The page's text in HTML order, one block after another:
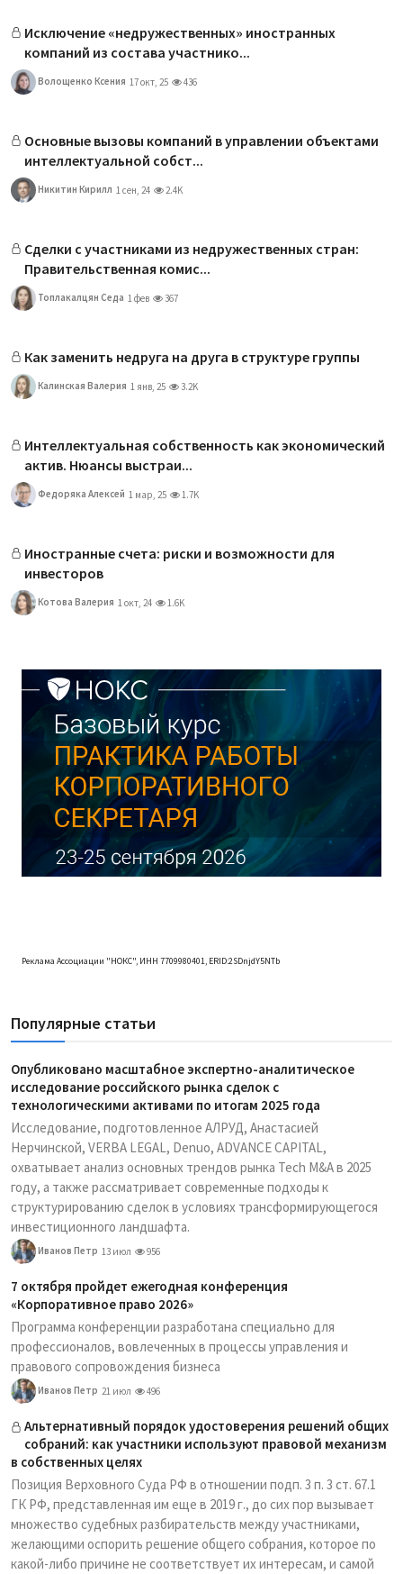
Исключение «недружественных» иностранных
компаний из состава участнико...
Волощенко Ксения 17 окт, 25 436
Основные вызовы компаний в управлении объектами
интеллектуальной собст...
Никитин Кирилл 1 сен, 24 2.4K
Сделки с участниками из недружественных стран:
Правительственная комис...
Топлакалцян Седа 1 фев 367
Как заменить недруга на друга в структуре группы
Калинская Валерия 1 янв, 25 3.2K
Интеллектуальная собственность как экономический
актив. Нюансы выстраи...
Федоряка Алексей 1 мар, 25 1.7K
Иностранные счета: риски и возможности для
инвесторов
Котова Валерия 1 окт, 24 1.6K
Реклама Ассоциации "НОКС", ИНН 7709980401, ERID:2SDnjdY5NTb
Популярные статьи
Опубликовано масштабное экспертно-аналитическое
исследование российского рынка сделок с
технологическими активами по итогам 2025 года
Исследование, подготовленное АЛРУД, Анастасией
Нерчинской, VERBA LEGAL, Denuo, ADVANCE CAPITAL,
охватывает анализ основных трендов рынка Tech M&A в 2025
году, а также рассматривает современные подходы к
структурированию сделок в условиях трансформирующегося
инвестиционного ландшафта.
Иванов Петр 13 июл 956
7 октября пройдет ежегодная конференция
«Корпоративное право 2026»
Программа конференции разработана специально для
профессионалов, вовлеченных в процессы управления и
правового сопровождения бизнеса
Иванов Петр 21 июл 496
Альтернативный порядок удостоверения решений общих
собраний: как участники используют правовой механизм
в собственных целях
Позиция Верховного Суда РФ в отношении подп. 3 п. 3 ст. 67.1
ГК РФ, представленная им еще в 2019 г., до сих пор вызывает
множество судебных разбирательств между участниками,
желающими оспорить решение общего собрания, которое по
какой-либо причине не соответствует их интересам, и самой